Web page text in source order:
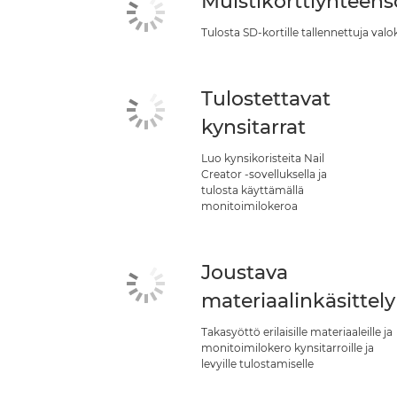
Tulosta SD-kortille tallennettuja
Tulostettavat
kynsitarrat
Luo kynsikoristeita Nail
Creator -sovelluksella ja
tulosta käyttämällä
monitoimilokeroa
Joustava
materiaalinkäsittely
Takasyöttö erilaisille materiaaleille ja
monitoimilokero kynsitarroille ja
levyille tulostamiselle